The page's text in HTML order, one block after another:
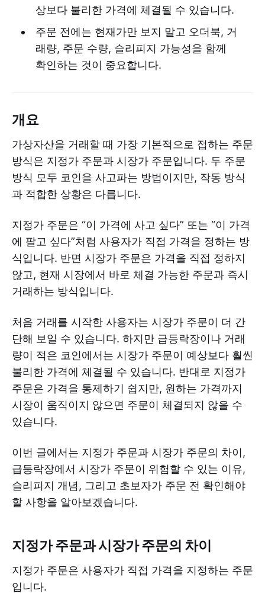
상보다 불리한 가격에 체결될 수 있습니다.
주문 전에는 현재가만 보지 말고 오더북, 거
래량, 주문 수량, 슬리피지 가능성을 함께
확인하는 것이 중요합니다.
개요
가상자산을 거래할 때 가장 기본적으로 접하는 주문
방식은 지정가 주문과 시장가 주문입니다. 두 주문
방식 모두 코인을 사고파는 방법이지만, 작동 방식
과 적합한 상황은 다릅니다.
지정가 주문은 “이 가격에 사고 싶다” 또는 “이 가격
에 팔고 싶다”처럼 사용자가 직접 가격을 정하는 방
식입니다. 반면 시장가 주문은 가격을 직접 정하지
않고, 현재 시장에서 바로 체결 가능한 주문과 즉시
거래하는 방식입니다.
처음 거래를 시작한 사용자는 시장가 주문이 더 간
단해 보일 수 있습니다. 하지만 급등락장이나 거래
량이 적은 코인에서는 시장가 주문이 예상보다 훨씬
불리한 가격에 체결될 수 있습니다. 반대로 지정가
주문은 가격을 통제하기 쉽지만, 원하는 가격까지
시장이 움직이지 않으면 주문이 체결되지 않을 수
있습니다.
이번 글에서는 지정가 주문과 시장가 주문의 차이,
급등락장에서 시장가 주문이 위험할 수 있는 이유,
슬리피지 개념, 그리고 초보자가 주문 전 확인해야
할 사항을 알아보겠습니다.
지정가 주문과 시장가 주문의 차이
지정가 주문은 사용자가 직접 가격을 지정하는 주문
입니다.